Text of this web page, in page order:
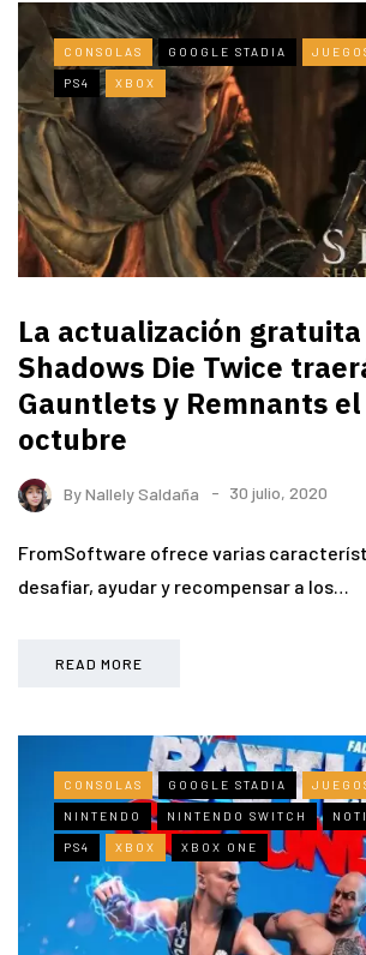
CONSOLAS GOOGLE STADIA
PS4 XBOX
La actualización
Shadows Die Twice
Gauntlets y Remnants el
octubre
ByNallely Saldaña 30 julio, 2020
FromSoftware ofrece varias
desafiar, ayudar y recompensar a los…
READ MORE
CONSOLAS GOOGLE STADIA
NINTENDO NINTENDO SWITCH
PS4 XBOX XBOX ONE